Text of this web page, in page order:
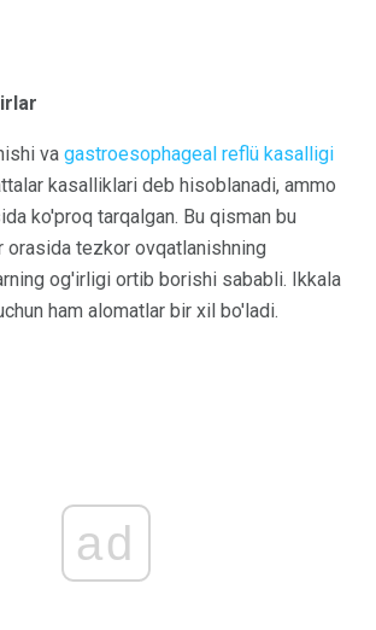
va gastroesophageal reflü kasalligi
kasalliklari deb hisoblanadi, ammo
ko'proq tarqalgan. Bu qisman bu
orasida tezkor ovqatlanishning
og'irligi ortib borishi sababli. Ikkala
ham alomatlar bir xil bo'ladi.
ad